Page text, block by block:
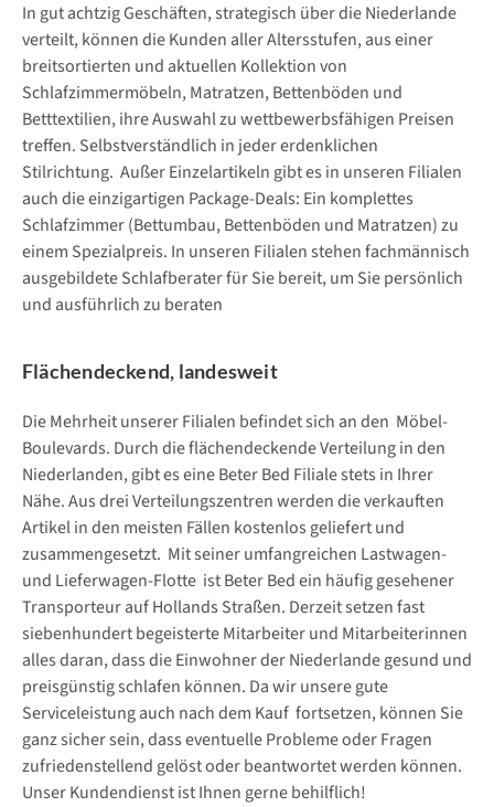
In gut achtzig Geschäften, strategisch über die Niederlande
verteilt, können die Kunden aller Altersstufen, aus einer
breitsortierten und aktuellen Kollektion von
Schlafzimmermöbeln, Matratzen, Bettenböden und
Betttextilien, ihre Auswahl zu wettbewerbsfähigen Preisen
treffen. Selbstverständlich in jeder erdenklichen
Stilrichtung. Außer Einzelartikeln gibt es in unseren Filialen
auch die einzigartigen Package-Deals: Ein komplettes
Schlafzimmer (Bettumbau, Bettenböden und Matratzen) zu
einem Spezialpreis. In unseren Filialen stehen fachmännisch
ausgebildete Schlafberater für Sie bereit, um Sie persönlich
und ausführlich zu beraten
Flächendeckend, landesweit
Die Mehrheit unserer Filialen befindet sich an den Möbel-
Boulevards. Durch die flächendeckende Verteilung in den
Niederlanden, gibt es eine Beter Bed Filiale stets in Ihrer
Nähe. Aus drei Verteilungszentren werden die verkauften
Artikel in den meisten Fällen kostenlos geliefert und
zusammengesetzt. Mit seiner umfangreichen Lastwagen-
und Lieferwagen-Flotte ist Beter Bed ein häufig gesehener
Transporteur auf Hollands Straßen. Derzeit setzen fast
siebenhundert begeisterte Mitarbeiter und Mitarbeiterinnen
alles daran, dass die Einwohner der Niederlande gesund und
preisgünstig schlafen können. Da wir unsere gute
Serviceleistung auch nach dem Kauf fortsetzen, können Sie
ganz sicher sein, dass eventuelle Probleme oder Fragen
zufriedenstellend gelöst oder beantwortet werden können.
Unser Kundendienst ist Ihnen gerne behilflich!